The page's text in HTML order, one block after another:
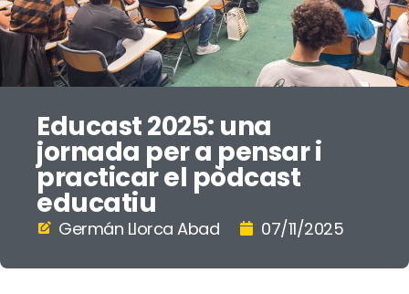
Educast 2025: una
jornada per a pensar i
practicar el pòdcast
educatiu
Germán Llorca Abad 07/11/2025